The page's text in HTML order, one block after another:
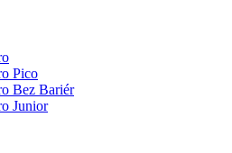
Pico
Bez Bariér
Junior